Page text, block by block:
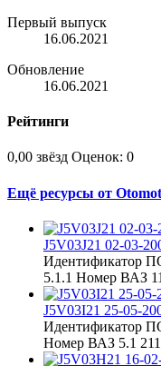
Первый выпуск
16.06.2021
Обновление
16.06.2021
Рейтинги
0,00 звёзд Оценок: 0
Ещё ресурсы от
J5V03J21 02-03-
Идентификатор
5.1.1 Номер ВАЗ
J5V03I21 25-05-
Идентификатор
Номер ВАЗ 5.1